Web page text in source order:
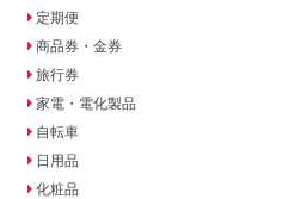
定期便
商品券・金券
旅行券
家電・電化製品
自転車
日用品
化粧品